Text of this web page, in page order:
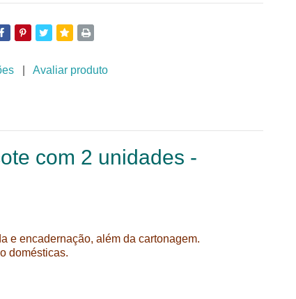
|Avaliar produto
com 2 unidades -
e encadernação, além da cartonagem.
domésticas.